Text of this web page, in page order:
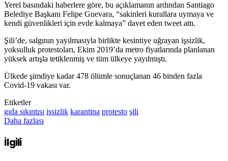
Yerel basındaki haberlere göre, bu açıklamanın ardından Santiago
Belediye Başkanı Felipe Guevara, “sakinleri kurallara uymaya ve
kendi güvenlikleri için evde kalmaya” davet eden tweet attı.
Şili’de, salgının yayılmasıyla birlikte kesintiye uğrayan işsizlik,
yoksulluk protestoları, Ekim 2019’da metro fiyatlarında planlanan
yüksek artışla tetiklenmiş ve tüm ülkeye yayılmıştı.
Ülkede şimdiye kadar 478 ölümle sonuçlanan 46 binden fazla
Covid-19 vakası var.
Etiketler
gıda sıkıntısı işsizlik karantina protesto şili
Daha fazlası
İlgili